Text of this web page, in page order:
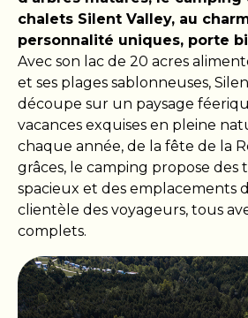
chalets Silent Valley, au
personnalité uniques, porte
Avec son lac de 20 acres
et ses plages sablonneuses,
découpe sur un paysage
vacances exquises en pleine
chaque année, de la fête de la
grâces, le camping propose des
spacieux et des emplacements
clientèle des voyageurs, tous
complets.